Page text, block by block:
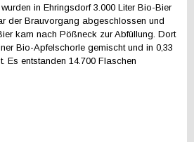
in Ehringsdorf 3.000 Liter Bio-Bier
der Brauvorgang abgeschlossen und
kam nach Pößneck zur Abfüllung. Dort
Bio-Apfelschorle gemischt und in 0,33
Es entstanden 14.700 Flaschen